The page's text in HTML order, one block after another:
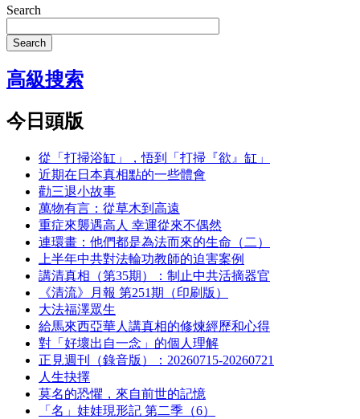
Search
Search
高級搜索
今日頭版
從「打掃浴缸」，悟到「打掃『欲』缸」
近期在日本真相點的一些體會
勸三退小故事
萬物有言：從草木到高遠
重症來襲遇高人 幸運從來不偶然
連環畫：他們都是為法而來的生命（二）
上半年中共對法輪功教師的迫害案例
講清真相（第35期）：制止中共活摘器官
《清流》月報 第251期（印刷版）
大法福澤眾生
給馬來西亞華人講真相的修煉經歷和心得
對「好壞出自一念」的個人理解
正見週刊（錄音版）：20260715-20260721
人生抉擇
莫名的恐懼，來自前世的記憶
「名」娃娃現形記 第二季（6）